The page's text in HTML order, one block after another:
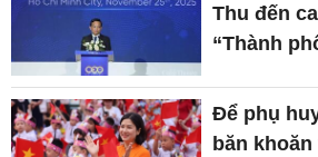
Thu đến
“Thành
Để phụ
băn